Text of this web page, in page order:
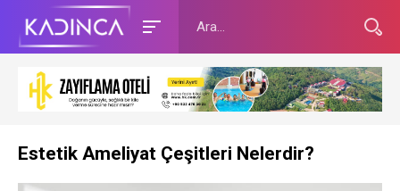
Estetik Ameliyat Çeşitleri Nelerdir?